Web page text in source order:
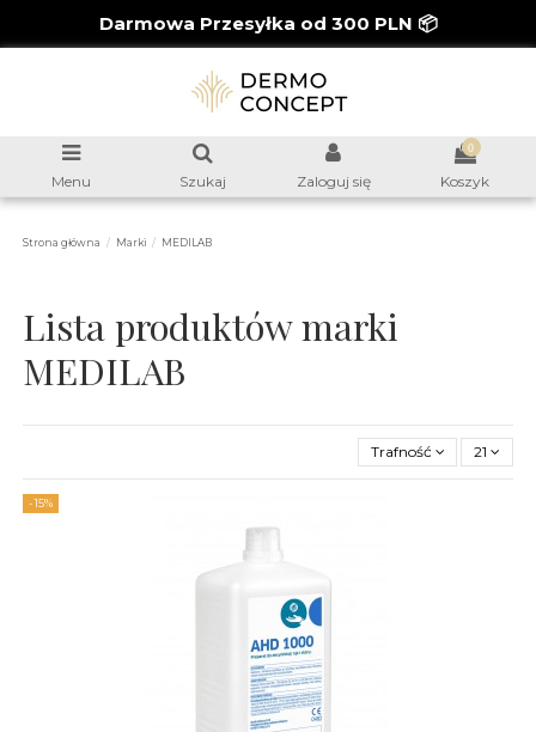
Darmowa Przesyłka od 300 PLN 📦
Menu Szukaj Zaloguj się
0
Koszyk
Strona główna Marki MEDILAB
Lista produktów marki
MEDILAB
Trafność 21
-15%